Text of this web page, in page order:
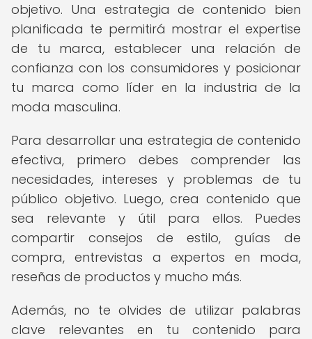
objetivo. Una estrategia de contenido bien
planificada te permitirá mostrar el expertise
de tu marca, establecer una relación de
confianza con los consumidores y posicionar
tu marca como líder en la industria de la
moda masculina.
Para desarrollar una estrategia de contenido
efectiva, primero debes comprender las
necesidades, intereses y problemas de tu
público objetivo. Luego, crea contenido que
sea relevante y útil para ellos. Puedes
compartir consejos de estilo, guías de
compra, entrevistas a expertos en moda,
reseñas de productos y mucho más.
Además, no te olvides de utilizar palabras
clave relevantes en tu contenido para